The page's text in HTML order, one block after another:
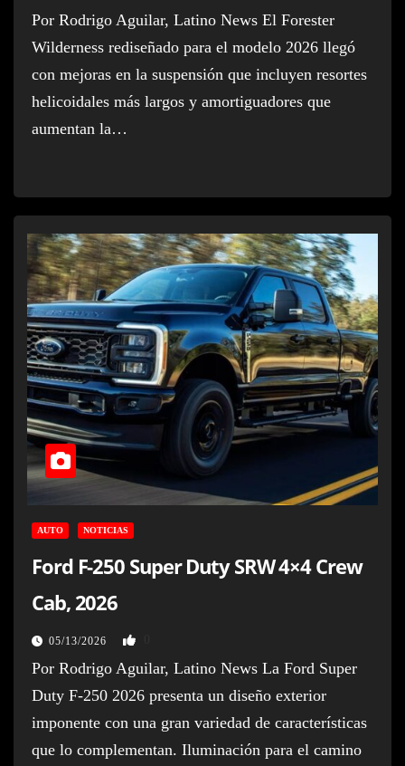
Por Rodrigo Aguilar, Latino News El Forester
Wilderness rediseñado para el modelo 2026 llegó
con mejoras en la suspensión que incluyen resortes
helicoidales más largos y amortiguadores que
aumentan la…
AUTO NOTICIAS
Ford F-250 Super Duty SRW 4×4 Crew
Cab, 2026
05/13/2026
Por Rodrigo Aguilar, Latino News La Ford Super
Duty F-250 2026 presenta un diseño exterior
imponente con una gran variedad de características
que lo complementan. Iluminación para el camino